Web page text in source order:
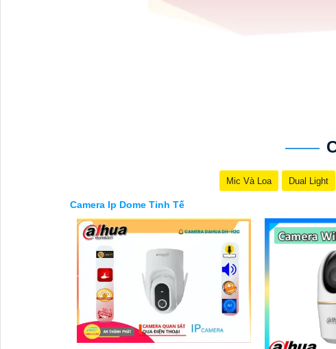
Mic Và Loa Dual Light
Camera Ip Dome Tinh Tế